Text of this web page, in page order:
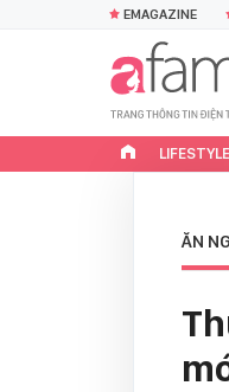
EMAGAZINE
LIFESTYLE
ĂN